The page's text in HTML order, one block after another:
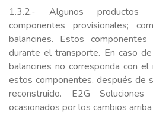
1.3.2.- Algunos productos
componentes provisionales;
balancines. Estos
durante el transporte. En caso
balancines no corresponda con
estos componentes, después de
reconstruido. E2G
ocasionados por los cambios